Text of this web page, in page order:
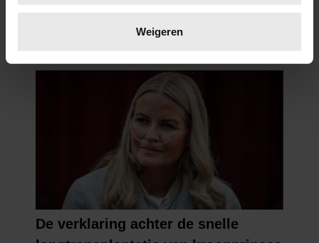
verwerkt en stel uw voorkeuren in het
intrekken in de Cookieverklaring.
We gebruiken cookies om content en advertenties te
personaliseren, om functies voor social media te bieden
en om ons websiteverkeer te analyseren. Ook delen we
informatie over uw gebruik van onze site met onze
partners voor social media, adverteren en analyse. Deze
partners kunnen deze gegevens combineren met andere
informatie die u aan ze heeft verstrekt of die ze hebben
verzameld op basis van uw gebruik van hun services. U
gaat akkoord met onze cookies als u onze website blijft
Weigeren